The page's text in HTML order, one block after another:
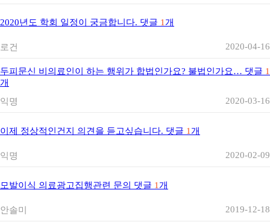
2020년도 학회 일정이 궁금합니다. 댓글 1 개
로건 2020-04-16
두피문신 비의료인이 하는 행위가 합법인가요? 불법인가요… 댓글 1
개
익명
2020-03-16
이제 정상적인건지 의견을 듣고싶습니다. 댓글 1 개
익명 2020-02-09
모발이식 의료광고집행관련 문의 댓글 1 개
안솔미 2019-12-18